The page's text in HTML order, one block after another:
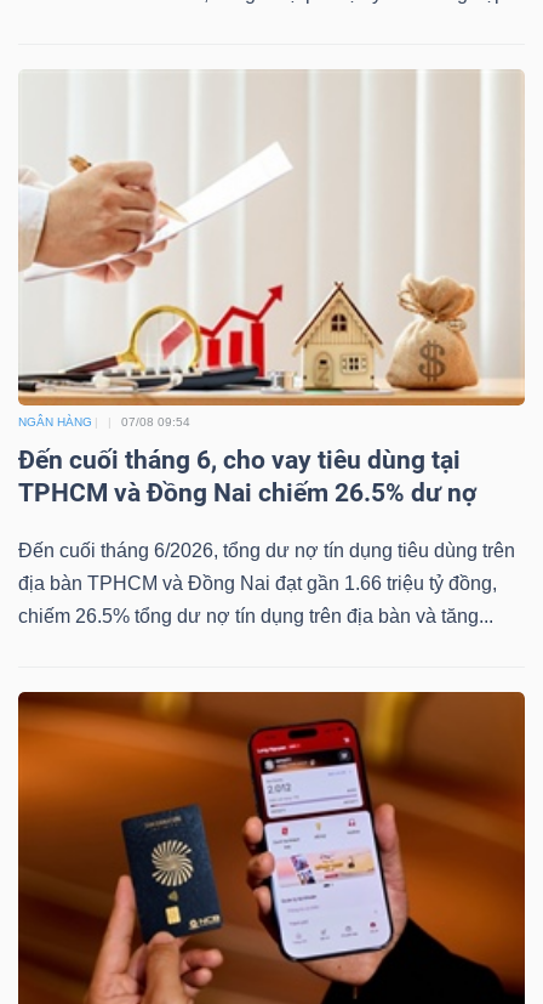
NGÂN HÀNG 07/08 09:54
Đến cuối tháng 6, cho vay tiêu dùng tại
TPHCM và Đồng Nai chiếm 26.5% dư nợ
Đến cuối tháng 6/2026, tổng dư nợ tín dụng tiêu dùng trên
địa bàn TPHCM và Đồng Nai đạt gần 1.66 triệu tỷ đồng,
chiếm 26.5% tổng dư nợ tín dụng trên địa bàn và tăng...